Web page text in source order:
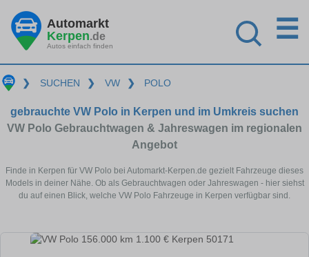
Automarkt
Kerpen.de
Autos einfach finden
☰
❯ SUCHEN ❯ VW ❯ POLO
gebrauchte VW Polo in Kerpen und im Umkreis suchen
VW Polo Gebrauchtwagen & Jahreswagen im regionalen
Angebot
Finde in Kerpen für VW Polo bei Automarkt-Kerpen.de gezielt Fahrzeuge dieses
Models in deiner Nähe. Ob als Gebrauchtwagen oder Jahreswagen - hier siehst
du auf einen Blick, welche VW Polo Fahrzeuge in Kerpen verfügbar sind.